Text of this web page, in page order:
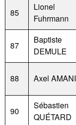
85
Lionel
Fuhrmann
87
Baptiste
DEMULE
88 Axel AMANI
90
Sébastien
QUÉTARD